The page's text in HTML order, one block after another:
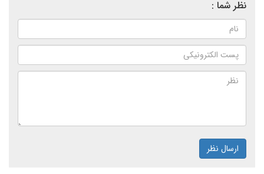
نظر شما :
ارسال نظر